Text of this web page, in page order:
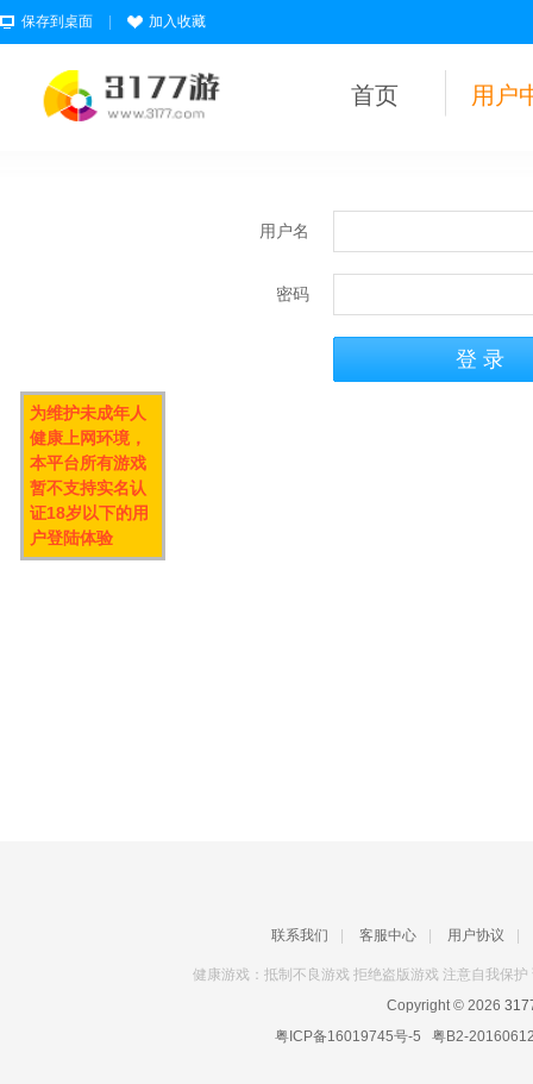
保存到桌面 加入收藏
首页 用户
用户名
密码
联系我们 客服中心 用户协议
健康游戏：抵制不良游戏 拒绝盗版游戏 注意自我保
Copyright © 2026
粤ICP备16019745号-5 粤B2-
为维护未成年人
健康上网环境，
本平台所有游戏
暂不支持实名认
证18岁以下的用
户登陆体验